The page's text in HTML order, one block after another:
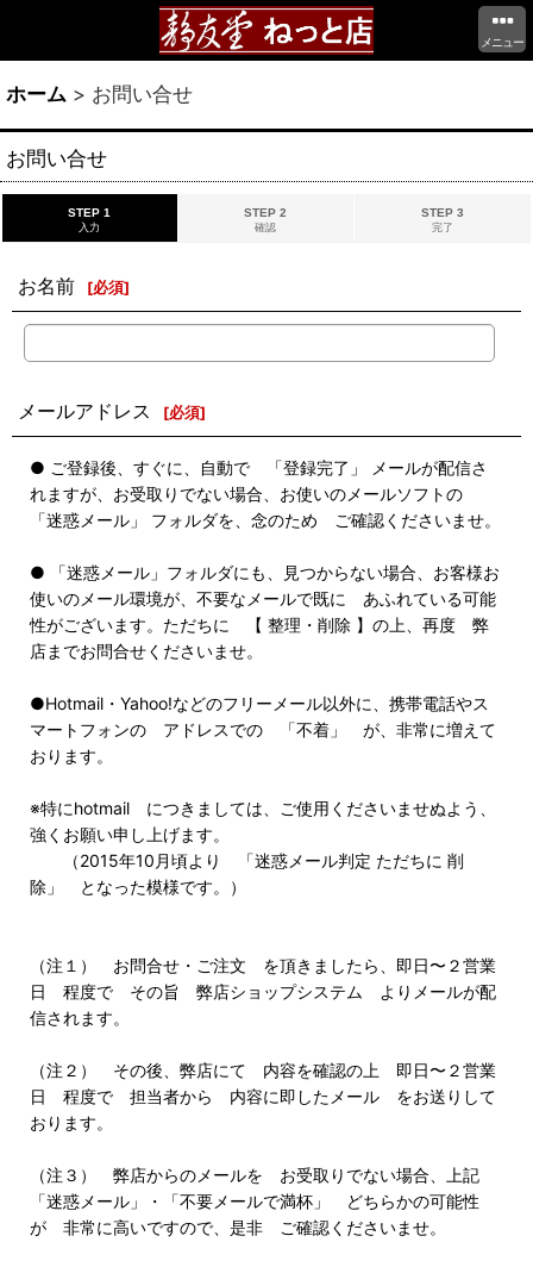
メニュー
ホーム > お問い合せ
お問い合せ
STEP 1
入力
STEP 2
確認
STEP 3
完了
お名前 [必須]
メールアドレス [必須]
● ご登録後、すぐに、自動で 「登録完了」 メールが配信さ
れますが、お受取りでない場合、お使いのメールソフトの
「迷惑メール」 フォルダを、念のため ご確認くださいませ。
● 「迷惑メール」フォルダにも、見つからない場合、お客様お
使いのメール環境が、不要なメールで既に あふれている可能
性がございます。ただちに 【 整理・削除 】の上、再度 弊
店までお問合せくださいませ。
●Hotmail・Yahoo!などのフリーメール以外に、携帯電話やス
マートフォンの アドレスでの 「不着」 が、非常に増えて
おります。
※特にhotmail につきましては、ご使用くださいませぬよう、
強くお願い申し上げます。
（2015年10月頃より 「迷惑メール判定 ただちに 削
除」 となった模様です。）
（注１） お問合せ・ご注文 を頂きましたら、即日〜２営業
日 程度で その旨 弊店ショップシステム よりメールが配
信されます。
（注２） その後、弊店にて 内容を確認の上 即日〜２営業
日 程度で 担当者から 内容に即したメール をお送りして
おります。
（注３） 弊店からのメールを お受取りでない場合、上記
「迷惑メール」・「不要メールで満杯」 どちらかの可能性
が 非常に高いですので、是非 ご確認くださいませ。